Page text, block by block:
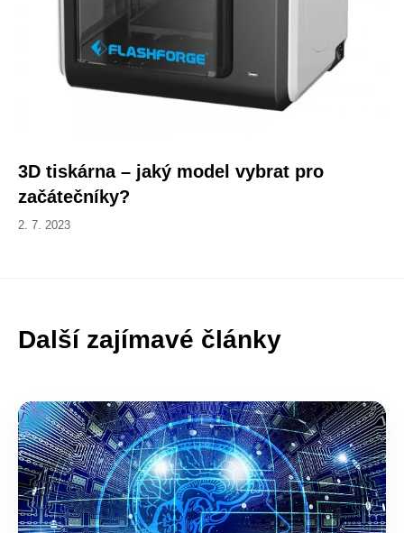
3D tiskárna – jaký model vybrat pro
začátečníky?
2. 7. 2023
Další zajímavé články